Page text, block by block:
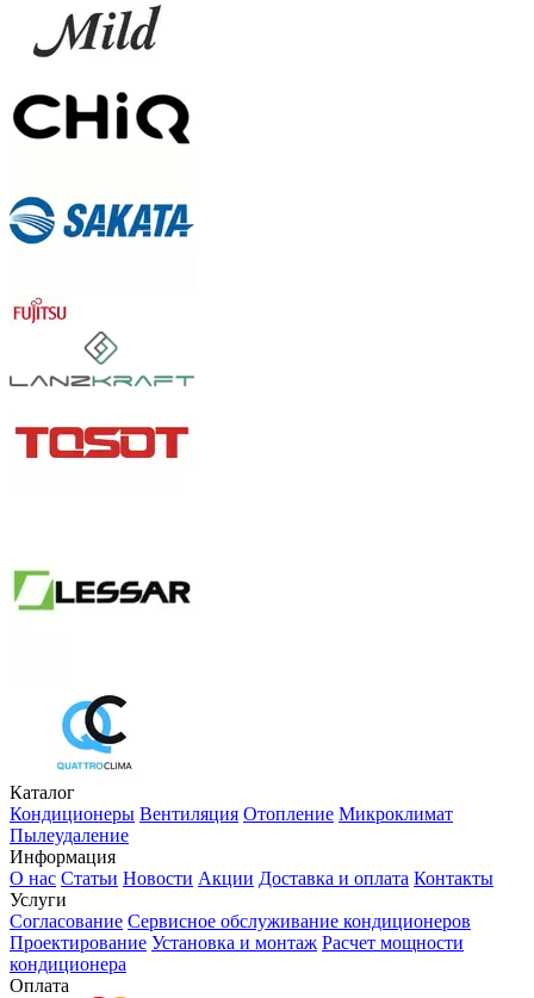
Каталог
Кондиционеры Вентиляция Отопление Микроклимат
Пылеудаление
Информация
О нас Статьи Новости Акции Доставка и оплата Контакты
Услуги
Согласование Сервисное обслуживание кондиционеров
Проектирование Установка и монтаж Расчет мощности
кондиционера
Оплата